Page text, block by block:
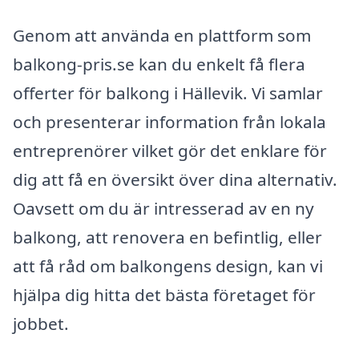
Genom att använda en plattform som
balkong-pris.se kan du enkelt få flera
offerter för balkong i Hällevik. Vi samlar
och presenterar information från lokala
entreprenörer vilket gör det enklare för
dig att få en översikt över dina alternativ.
Oavsett om du är intresserad av en ny
balkong, att renovera en befintlig, eller
att få råd om balkongens design, kan vi
hjälpa dig hitta det bästa företaget för
jobbet.